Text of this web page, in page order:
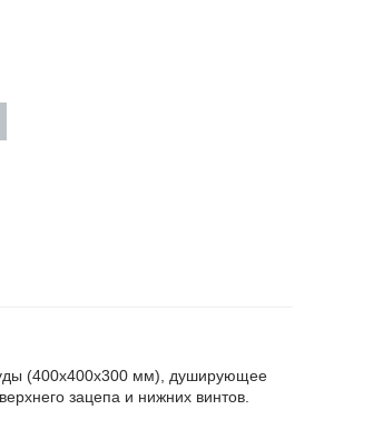
(400х400х300 мм), душирующее
зацепа и нижних винтов.